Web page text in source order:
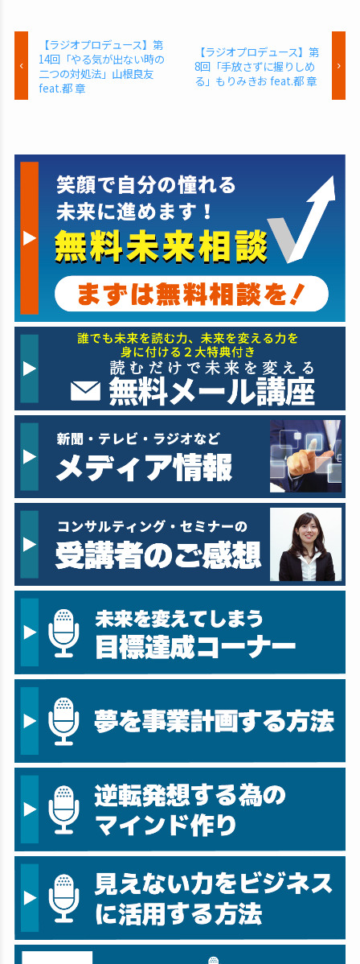
【ラジオプロデュース】第
14回「やる気が出ない時の
二つの対処法」山根良友
feat.都 章
【ラジオプロデュース】第
8回「手放さずに握りしめ
る」もりみきお feat.都 章